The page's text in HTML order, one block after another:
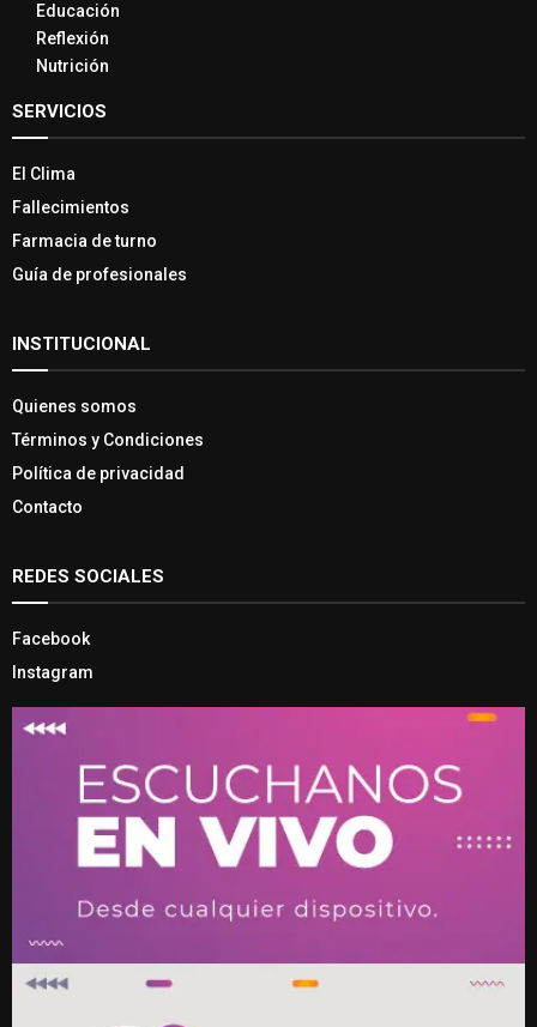
Educación
Reflexión
Nutrición
SERVICIOS
El Clima
Fallecimientos
Farmacia de turno
Guía de profesionales
INSTITUCIONAL
Quienes somos
Términos y Condiciones
Política de privacidad
Contacto
REDES SOCIALES
Facebook
Instagram